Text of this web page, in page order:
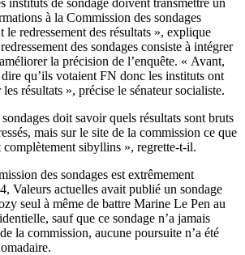
à la Commission des sondages
le redressement des résultats », explique
des sondages consiste à intégrer
la précision de l’enquête. « Avant,
dire qu’ils votaient FN donc les instituts ont
résultats », précise le sénateur socialiste.
doit savoir quels résultats sont bruts
mais sur le site de la commission ce que
complètement sibyllins », regrette-t-il.
des sondages est extrêmement
Valeurs actuelles avait publié un sondage
seul à même de battre Marine Le Pen au
sauf que ce sondage n’a jamais
la commission, aucune poursuite n’a été